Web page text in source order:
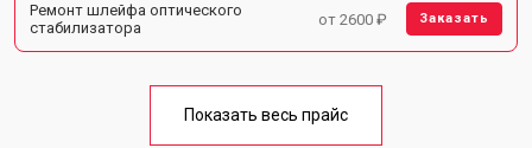
Ремонт шлейфа оптического
стабилизатора
от 2600 ₽ Заказать
Показать весь прайс